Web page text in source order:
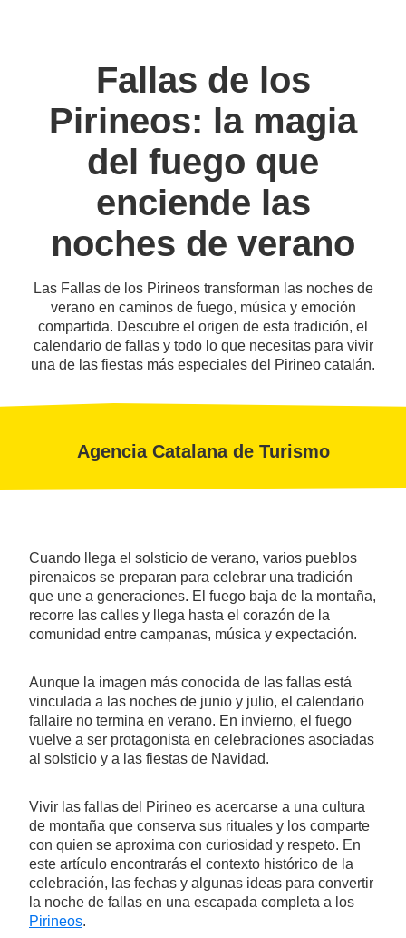
Fallas de los
Pirineos: la magia
del fuego que
enciende las
noches de verano
Las Fallas de los Pirineos transforman las noches de
verano en caminos de fuego, música y emoción
compartida. Descubre el origen de esta tradición, el
calendario de fallas y todo lo que necesitas para vivir
una de las fiestas más especiales del Pirineo catalán.
Agencia Catalana de Turismo
Cuando llega el solsticio de verano, varios pueblos
pirenaicos se preparan para celebrar una tradición
que une a generaciones. El fuego baja de la montaña,
recorre las calles y llega hasta el corazón de la
comunidad entre campanas, música y expectación.
Aunque la imagen más conocida de las fallas está
vinculada a las noches de junio y julio, el calendario
fallaire no termina en verano. En invierno, el fuego
vuelve a ser protagonista en celebraciones asociadas
al solsticio y a las fiestas de Navidad.
Vivir las fallas del Pirineo es acercarse a una cultura
de montaña que conserva sus rituales y los comparte
con quien se aproxima con curiosidad y respeto. En
este artículo encontrarás el contexto histórico de la
celebración, las fechas y algunas ideas para convertir
la noche de fallas en una escapada completa a los
Pirineos.